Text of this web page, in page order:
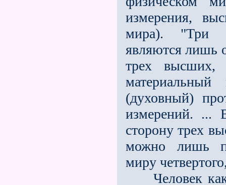
измерения,
мира). "Три
являются лишь
трех высших,
(духовный)
измерений. ...
сторону трех
можно лишь
миру
Человек как